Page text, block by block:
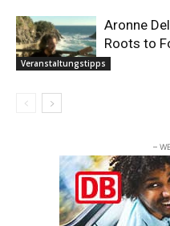
Veranstaltungstipps
Aronne
Roots to
–